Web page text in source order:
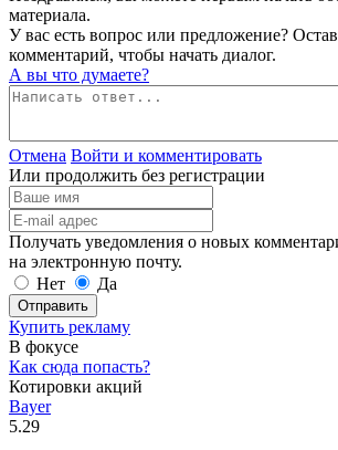
материала.
У вас есть вопрос или предложение?
комментарий, чтобы начать диалог.
А вы что думаете?
Отмена Войти и комментировать
Или продолжить без регистрации
Получать уведомления о новых
на электронную почту.
Нет
Да
Отправить
Купить рекламу
В фокусе
Как сюда попасть?
Котировки акций
Bayer
5.29